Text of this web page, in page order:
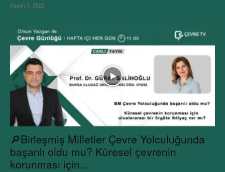
Kasım 7, 2022
🔎Birleşmiş Milletler Çevre Yolculuğunda
başarılı oldu mu? Küresel çevrenin
korunması için...